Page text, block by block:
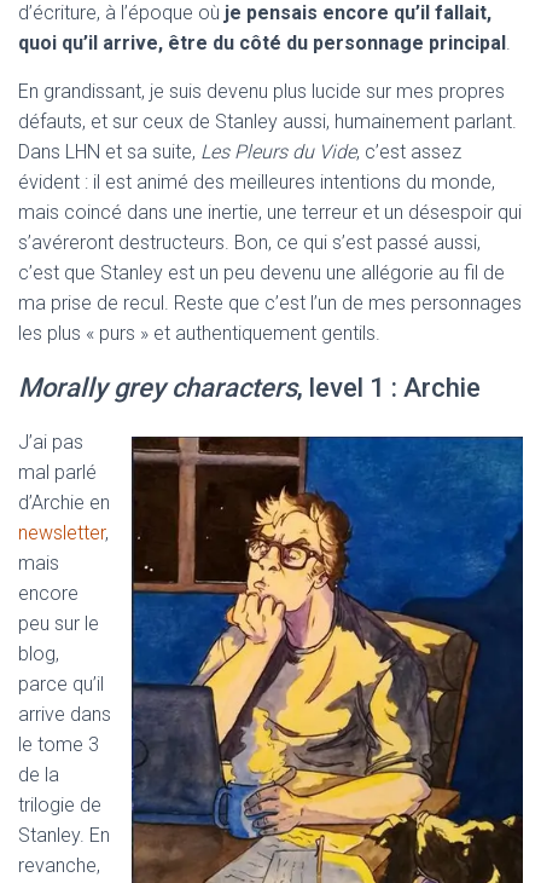
d’écriture, à l’époque où je pensais encore qu’il fallait,
quoi qu’il arrive, être du côté du personnage principal.
En grandissant, je suis devenu plus lucide sur mes propres
défauts, et sur ceux de Stanley aussi, humainement parlant.
Dans LHN et sa suite, Les Pleurs du Vide, c’est assez
évident : il est animé des meilleures intentions du monde,
mais coincé dans une inertie, une terreur et un désespoir qui
s’avéreront destructeurs. Bon, ce qui s’est passé aussi,
c’est que Stanley est un peu devenu une allégorie au fil de
ma prise de recul. Reste que c’est l’un de mes personnages
les plus « purs » et authentiquement gentils.
Morally grey characters, level 1 : Archie
J’ai pas
mal parlé
d’Archie en
newsletter,
mais
encore
peu sur le
blog,
parce qu’il
arrive dans
le tome 3
de la
trilogie de
Stanley. En
revanche,